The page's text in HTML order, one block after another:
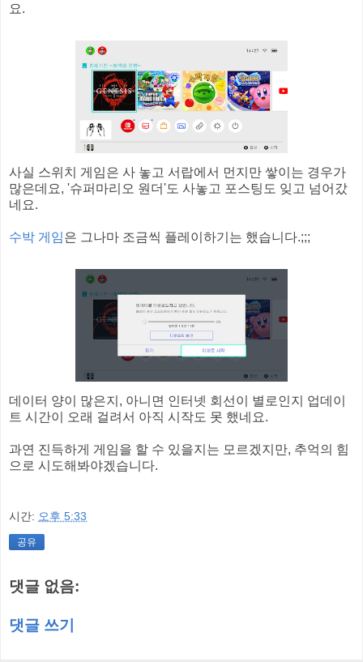
요.
사실 스위치 게임은 사 놓고 서랍에서 먼지만 쌓이는 경우가
많은데요, '슈퍼마리오 원더'도 사놓고 포스팅도 잊고 넘어갔
네요.
수박 게임은 그나마 조금씩 플레이하기는 했습니다.;;;
데이터 양이 많은지, 아니면 인터넷 회선이 별로인지 업데이
트 시간이 오래 걸려서 아직 시작도 못 했네요.
과연 진득하게 게임을 할 수 있을지는 모르겠지만, 추억의 힘
으로 시도해봐야겠습니다.
시간: 오후 5:33
공유
댓글 없음:
댓글 쓰기